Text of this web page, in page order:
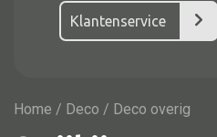
Dressoir
Nachtkast
Vitrine
Klantenservice
Home / Deco / Deco overig